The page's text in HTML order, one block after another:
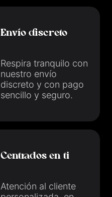
Envío discreto
Respira tranquilo con
nuestro envío
discreto y con pago
sencillo y seguro.
Centrados en ti
Atención al cliente